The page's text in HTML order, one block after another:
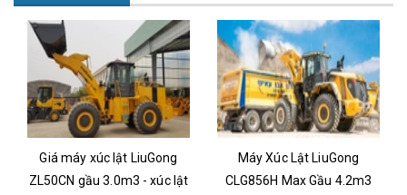
Giá máy xúc lật LiuGong
ZL50CN gầu 3.0m3 - xúc lật
Máy Xúc Lật LiuGong
CLG856H Max Gầu 4.2m3